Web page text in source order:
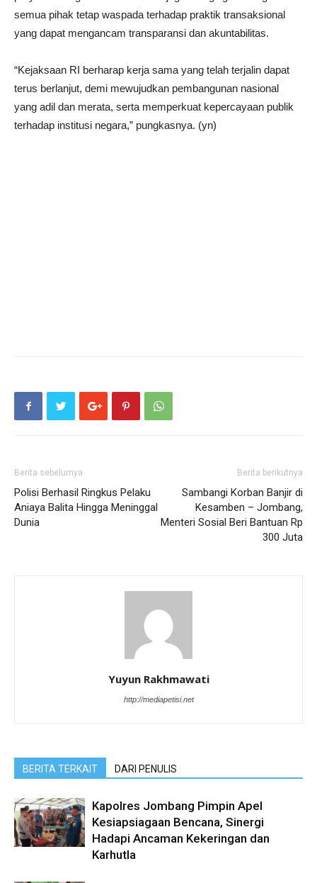
semua pihak tetap waspada terhadap praktik transaksional
yang dapat mengancam transparansi dan akuntabilitas.
“Kejaksaan RI berharap kerja sama yang telah terjalin dapat
terus berlanjut, demi mewujudkan pembangunan nasional
yang adil dan merata, serta memperkuat kepercayaan publik
terhadap institusi negara,” pungkasnya. (yn)
Berita sebelumya
Polisi Berhasil Ringkus Pelaku
Aniaya Balita Hingga Meninggal
Dunia
Berita berikutnya
Sambangi Korban Banjir di
Kesamben – Jombang,
Menteri Sosial Beri Bantuan Rp
300 Juta
Yuyun Rakhmawati
http://mediapetisi.net
BERITA TERKAIT DARI PENULIS
Kapolres Jombang Pimpin Apel
Kesiapsiagaan Bencana, Sinergi
Hadapi Ancaman Kekeringan dan
Karhutla